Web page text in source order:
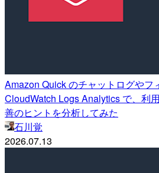
Amazon Quick のチャットログやフ
CloudWatch Logs Analytics で、利
善のヒントを分析してみた
石川覚
2026.07.13